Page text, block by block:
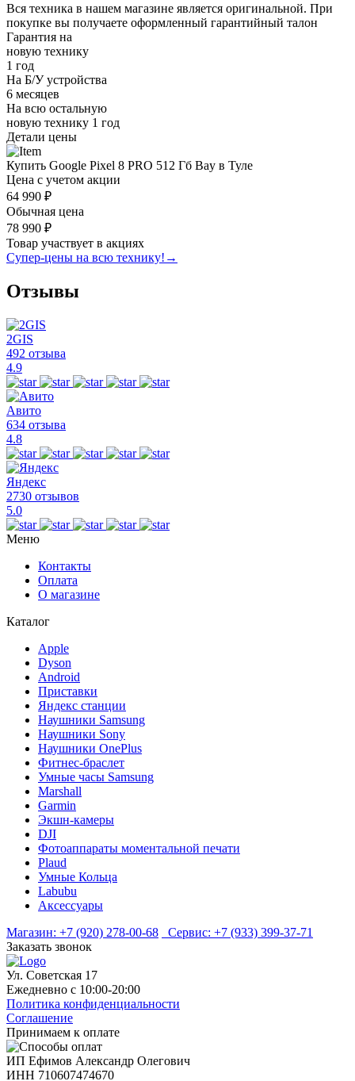
Вся техника в нашем магазине является оригинальной. При
покупке вы получаете оформленный гарантийный талон
Гарантия на
новую технику
1 год
На Б/У устройства
6 месяцев
На всю остальную
новую технику 1 год
Детали цены
Купить Google Pixel 8 PRO 512 Гб Bay в Туле
Цена с учетом акции
64 990 ₽
Обычная цена
78 990 ₽
Товар участвует в акциях
Супер-цены на всю технику! →
Отзывы
2GIS
492 отзыва
4.9
Авито
634 отзыва
4.8
Яндекс
2730 отзывов
5.0
Меню
Контакты
Оплата
О магазине
Каталог
Apple
Dyson
Android
Приставки
Яндекс станции
Наушники Samsung
Наушники Sony
Наушники OnePlus
Фитнес-браслет
Умные часы Samsung
Marshall
Garmin
Экшн-камеры
DJI
Фотоаппараты моментальной печати
Plaud
Умные Кольца
Labubu
Аксессуары
Магазин: +7 (920) 278-00-68 Сервис: +7 (933) 399-37-71
Заказать звонок
Ул. Советская 17
Ежедневно с 10:00-20:00
Политика конфиденциальности
Соглашение
Принимаем к оплате
ИП Ефимов Александр Олегович
ИНН 710607474670